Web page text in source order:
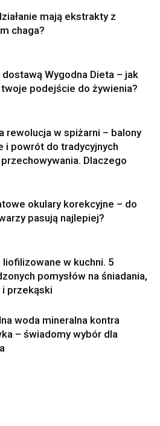
mają ekstrakty z
chaga?
dostawą Wygodna Dieta – jak
podejście do żywienia?
rewolucja w spiżarni – balony
i powrót do tradycyjnych
Dlaczego
okulary korekcyjne – do
pasują najlepiej?
liofilizowane w kuchni. 5
pomysłów na śniadania,
i przekąski
woda mineralna kontra
– świadomy wybór dla